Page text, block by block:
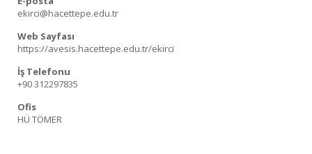
ekirci@hacettepe.edu.tr
Web Sayfası
https://avesis.hacettepe.edu.tr/ekirci
İş Telefonu
+90 312297835
Ofis
HÜ TÖMER